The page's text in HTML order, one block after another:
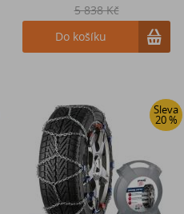
5 838 Kč
Do košíku
Sleva
20 %